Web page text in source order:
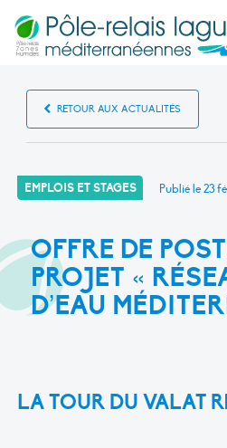
RETOUR AUX ACTUALITÉS
EMPLOIS ET STAGES Publié le23
OFFRE DE
PROJET «
D’EAU
LA TOUR DU VALAT